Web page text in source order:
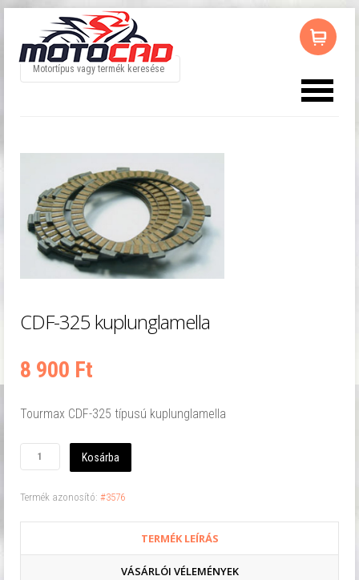
Az ön kosara üres
CDF-325 kuplunglamella
8 900 Ft
Tourmax CDF-325 típusú kuplunglamella
Kosárba
Termék azonosító: #3576
TERMÉK LEÍRÁS
VÁSÁRLÓI VÉLEMÉNYEK